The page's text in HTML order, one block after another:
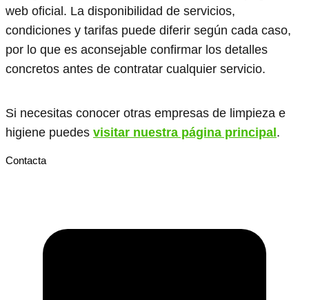
web oficial. La disponibilidad de servicios,
condiciones y tarifas puede diferir según cada caso,
por lo que es aconsejable confirmar los detalles
concretos antes de contratar cualquier servicio.
Si necesitas conocer otras empresas de limpieza e
higiene puedes visitar nuestra página principal .
Contacta